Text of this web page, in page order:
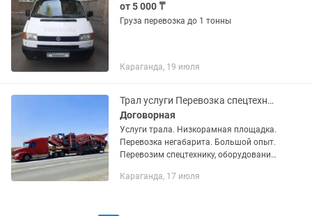
от 5 000 ₸
Груза перевозка до 1 тонны
Караганда, 19 июля
Трал услуги Перевозка спецтехники Негабарит Низкорамник
Договорная
Услуги трала. Низкорамная площадка.
Перевозка негабарита. Большой опыт.
Перевозим спецтехнику, оборудование,
контейнеры, бытовки и другие
Караганда, 17 июля